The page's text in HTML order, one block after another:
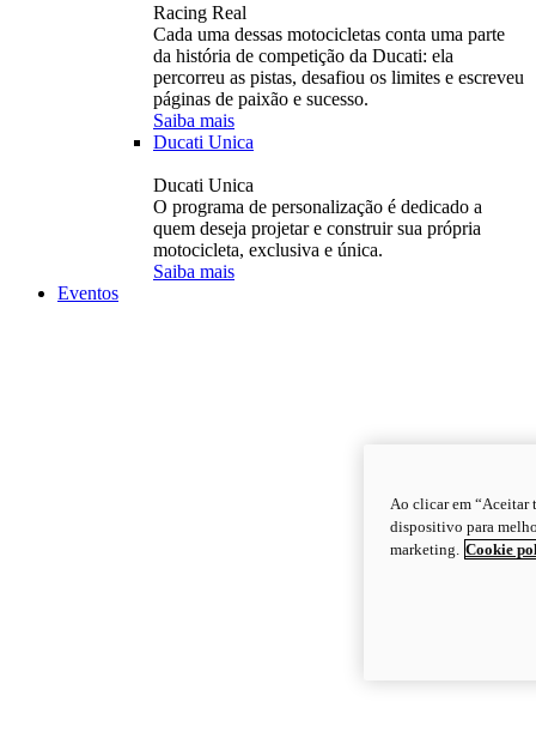
Racing Real
Cada uma dessas motocicletas conta uma parte
da história de competição da Ducati: ela
percorreu as pistas, desafiou os limites e escreveu
páginas de paixão e sucesso.
Saiba mais
Ducati Unica
Ducati Unica
O programa de personalização é dedicado a
quem deseja projetar e construir sua própria
motocicleta, exclusiva e única.
Saiba mais
Eventos
Ao clicar em “Aceitar
dispositivo para
marketing. Cookie